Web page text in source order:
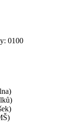
0100